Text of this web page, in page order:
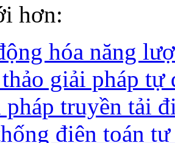
hơn:
hóa năng
giải pháp tự
pháp truyền tải
điện toán